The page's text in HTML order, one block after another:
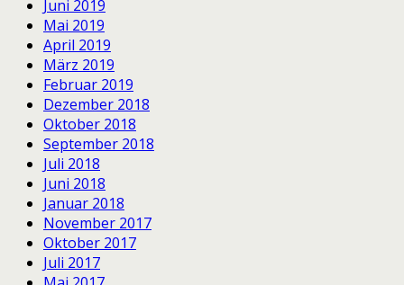
Juni 2019
Mai 2019
April 2019
März 2019
Februar 2019
Dezember 2018
Oktober 2018
September 2018
Juli 2018
Juni 2018
Januar 2018
November 2017
Oktober 2017
Juli 2017